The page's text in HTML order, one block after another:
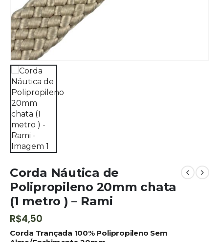
Corda Náutica de
Polipropileno 20mm chata
(1 metro ) – Rami
R$4,50
Corda Trançada 100% Polipropileno Sem